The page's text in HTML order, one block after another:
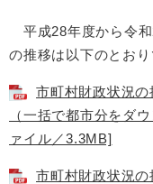
平成28年度から令和
の推移は以下のとおり
市町村財政状況の
（一括で都市分をダ
ァイル／3.3MB]
市町村財政状況の